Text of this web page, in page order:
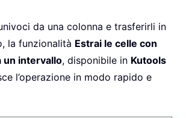
da una colonna e trasferirli in
la funzionalità Estrai le celle con
un intervallo, disponibile in Kutools
l’operazione in modo rapido e